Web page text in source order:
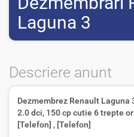
Laguna 3
Descriere anunt
Dezmembrez Renault Laguna
2.0 dci, 150 cp cutie 6 trepte
[Telefon] , [Telefon]